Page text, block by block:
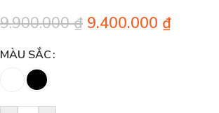
9.900.000₫ 9.400.000 ₫
MÀU SẮC